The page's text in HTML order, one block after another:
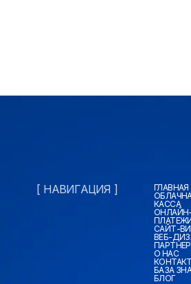
[ НАВИГАЦИЯ ]
ГЛАВНАЯ
КАССА
ОНЛАЙН-
САЙТ-
ВЕБ-
О НАС
БАЗА
БЛОГ